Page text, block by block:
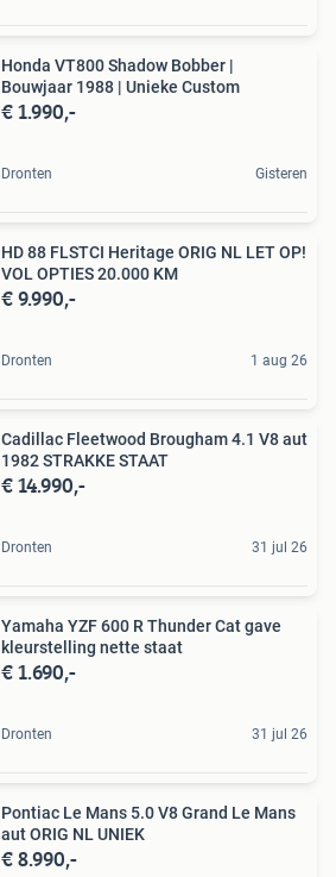
Honda VT800 Shadow Bobber |
Bouwjaar 1988 | Unieke Custom
€ 1.990,-
Dronten Gisteren
HD 88 FLSTCI Heritage ORIG NL LET OP!
VOL OPTIES 20.000 KM
€ 9.990,-
Dronten 1 aug 26
Cadillac Fleetwood Brougham 4.1 V8 aut
1982 STRAKKE STAAT
€ 14.990,-
Dronten 31 jul 26
Yamaha YZF 600 R Thunder Cat gave
kleurstelling nette staat
€ 1.690,-
Dronten 31 jul 26
Pontiac Le Mans 5.0 V8 Grand Le Mans
aut ORIG NL UNIEK
€ 8.990,-